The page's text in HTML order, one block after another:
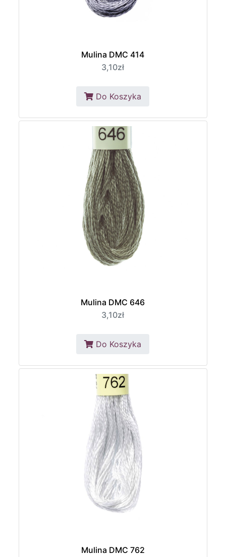
Mulina DMC 414
3,10zł
Do Koszyka
Mulina DMC 646
3,10zł
Do Koszyka
Mulina DMC 762